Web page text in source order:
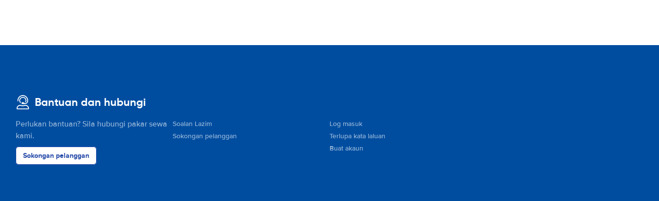
Bantuan dan hubungi
Perlukan bantuan? Sila hubungi pakar sewa
kami.
Sokongan pelanggan
Soalan Lazim
Sokongan pelanggan
Log masuk
Terlupa kata laluan
Buat akaun